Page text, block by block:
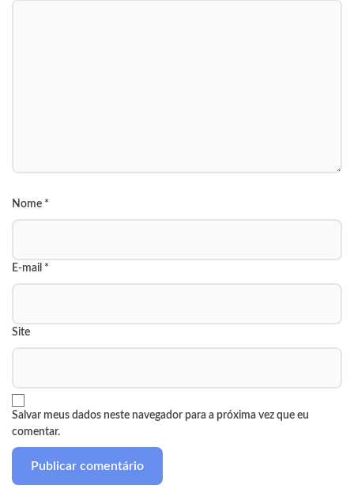
Nome *
E-mail *
Site
Salvar meus dados neste navegador para a próxima vez que eu
comentar.